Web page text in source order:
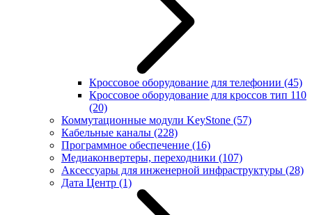
Кроссовое оборудование для телефонии (45)
Кроссовое оборудование для кроссов тип 110
(20)
Коммутационные модули KeyStone (57)
Кабельные каналы (228)
Программное обеспечение (16)
Медиаконвертеры, переходники (107)
Аксессуары для инженерной инфраструктуры (28)
Дата Центр (1)